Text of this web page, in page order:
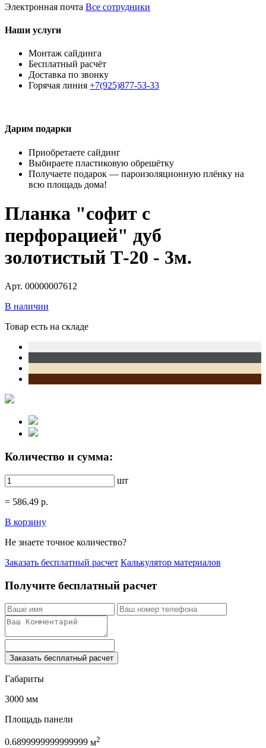
Электронная почта Все сотрудники
Наши услуги
Монтаж сайдинга
Бесплатный расчёт
Доставка по звонку
Горячая линия +7(925)877-53-33
Дарим подарки
Приобретаете сайдинг
Выбираете пластиковую обрешётку
Получаете подарок — пароизоляционную плёнку на
всю площадь дома!
Планка "софит с
перфорацией" дуб
золотистый Т-20 - 3м.
Арт. 00000007612
В наличии
Товар есть на складе
Количество и сумма:
шт
= 586.49 р.
В корзину
Не знаете точное количество?
Заказать бесплатный расчет Калькулятор материалов
Получите бесплатный расчет
Заказать бесплатный расчет
Габариты
3000 мм
Площадь панели
0.6899999999999999 м2